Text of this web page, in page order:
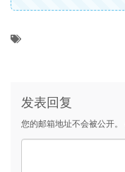
发表回复
您的邮箱地址不会被公开。